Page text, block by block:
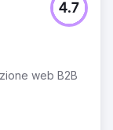
ad
dei
concorrenti
e le loro
conversioni.
web B2B
4.7